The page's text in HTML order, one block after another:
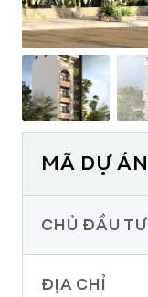
MÃ DỰ ÁN
CHỦ ĐẦU TƯ
ĐỊA CHỈ